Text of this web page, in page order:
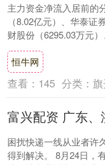
主力资金净流入居前的
（8.02亿元）、华泰证
财股份（6295.03万元
（4547.38万元）、天风
恒牛网
查看： 145 分类：
困扰快递一线从业者许
得到解决。 8月24日，